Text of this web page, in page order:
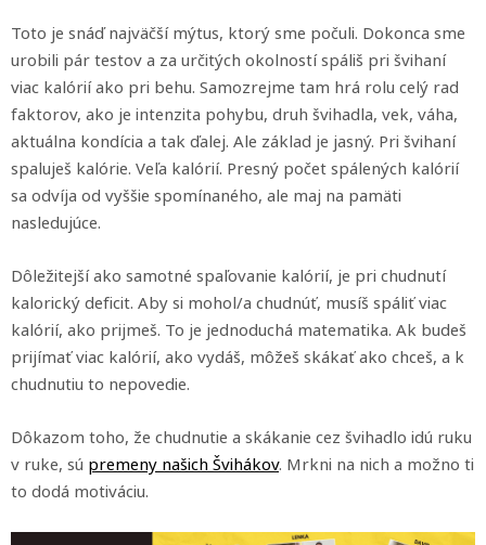
Toto je snáď najväčší mýtus, ktorý sme počuli. Dokonca sme
urobili pár testov a za určitých okolností spáliš pri švihaní
viac kalórií ako pri behu. Samozrejme tam hrá rolu celý rad
faktorov, ako je intenzita pohybu, druh švihadla, vek, váha,
aktuálna kondícia a tak ďalej. Ale základ je jasný. Pri švihaní
spaluješ kalórie. Veľa kalórií. Presný počet spálených kalórií
sa odvíja od vyššie spomínaného, ale maj na pamäti
nasledujúce.
Dôležitejší ako samotné spaľovanie kalórií, je pri chudnutí
kalorický deficit. Aby si mohol/a chudnúť, musíš spáliť viac
kalórií, ako prijmeš. To je jednoduchá matematika. Ak budeš
prijímať viac kalórií, ako vydáš, môžeš skákať ako chceš, a k
chudnutiu to nepovedie.
Dôkazom toho, že chudnutie a skákanie cez švihadlo idú ruku
v ruke, sú premeny našich Švihákov. Mrkni na nich a možno ti
to dodá motiváciu.